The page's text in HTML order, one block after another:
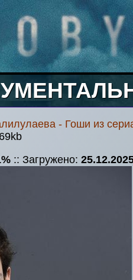
- Гоши из
:: Загружено: